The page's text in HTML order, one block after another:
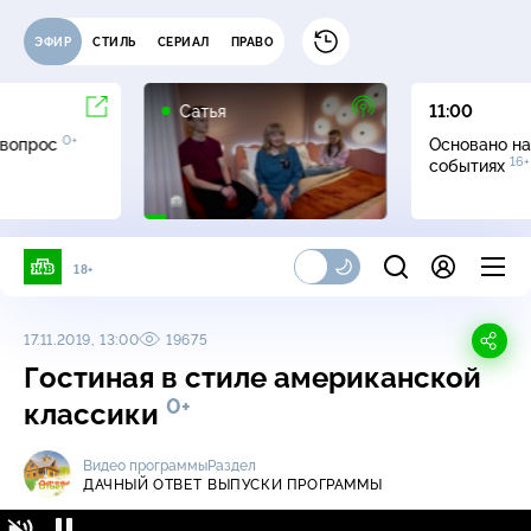
ЭФИР СТИЛЬ СЕРИАЛ ПРАВО
0+
Сатья
11:00
Основано
событиях 16+
18+
17.11.2019, 13:00 19675
Гостиная в стиле американской
классики 0+
Видео программы
ДАЧНЫЙ ОТВЕТ
Раздел
ВЫПУСКИ ПРОГРАММЫ